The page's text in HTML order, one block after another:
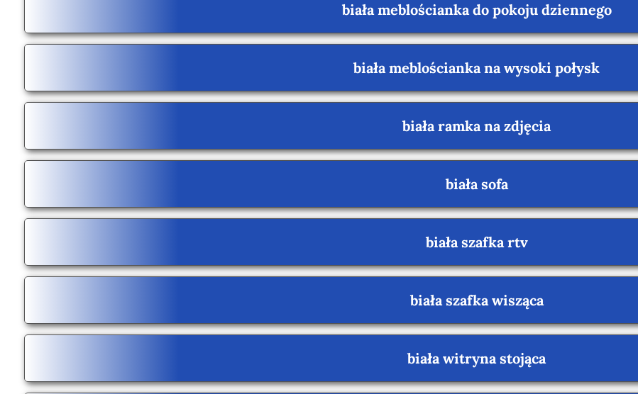
biała meblościanka do pokoju dziennego
biała meblościanka na wysoki połysk
biała ramka na zdjęcia
biała sofa
biała szafka rtv
biała szafka wisząca
biała witryna stojąca